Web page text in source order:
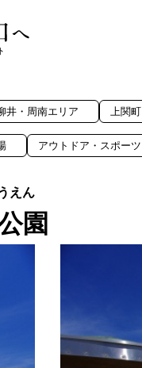
ト
園
井・周南エリア 上関町
アウトドア・スポーツ